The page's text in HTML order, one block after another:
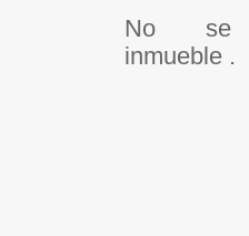
No se
inmueble .